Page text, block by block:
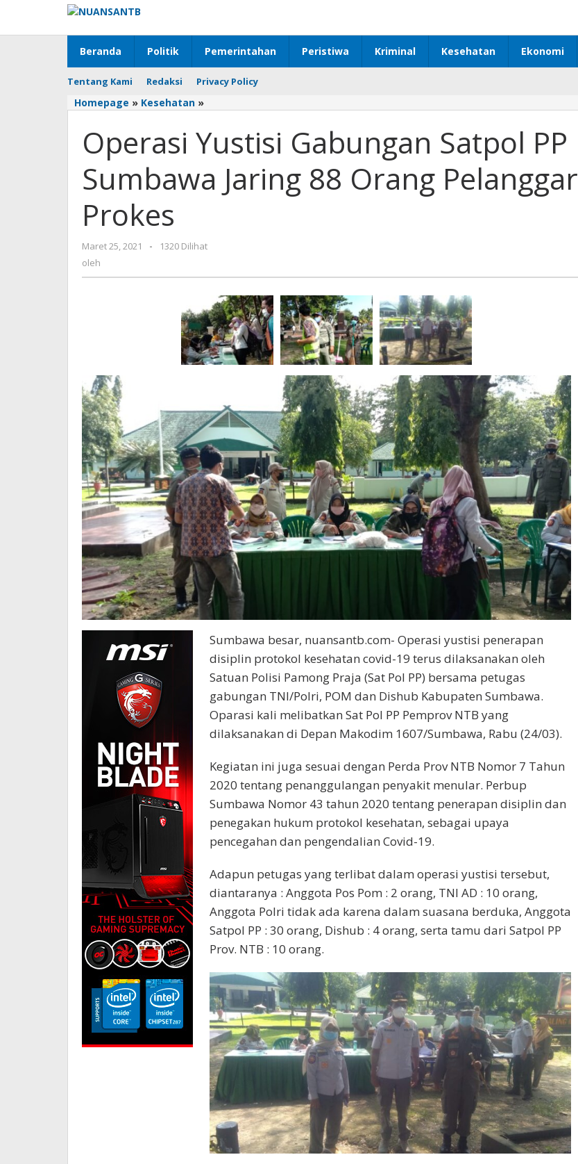
konten
Beranda Politik Pemerintahan Peristiwa Kriminal Kesehatan Ekonomi
Tentang Kami Redaksi Privacy Policy
Homepage » Kesehatan »
Gabungan
Satpol
Sumbawa
Jaring
Prokes
Operasi Yustisi Gabungan Satpol PP
Sumbawa Jaring 88 Orang Pelanggar
Prokes
Maret 25, 2021 oleh
-
1320 Dilihat
oleh
Sumbawa besar, nuansantb.com- Operasi yustisi penerapan
disiplin protokol kesehatan covid-19 terus dilaksanakan oleh
Satuan Polisi Pamong Praja (Sat Pol PP) bersama petugas
gabungan TNI/Polri, POM dan Dishub Kabupaten Sumbawa.
Oparasi kali melibatkan Sat Pol PP Pemprov NTB yang
dilaksanakan di Depan Makodim 1607/Sumbawa, Rabu (24/03).
Kegiatan ini juga sesuai dengan Perda Prov NTB Nomor 7 Tahun
2020 tentang penanggulangan penyakit menular. Perbup
Sumbawa Nomor 43 tahun 2020 tentang penerapan disiplin dan
penegakan hukum protokol kesehatan, sebagai upaya
pencegahan dan pengendalian Covid-19.
Adapun petugas yang terlibat dalam operasi yustisi tersebut,
diantaranya : Anggota Pos Pom : 2 orang, TNI AD : 10 orang,
Anggota Polri tidak ada karena dalam suasana berduka, Anggota
Satpol PP : 30 orang, Dishub : 4 orang, serta tamu dari Satpol PP
Prov. NTB : 10 orang.